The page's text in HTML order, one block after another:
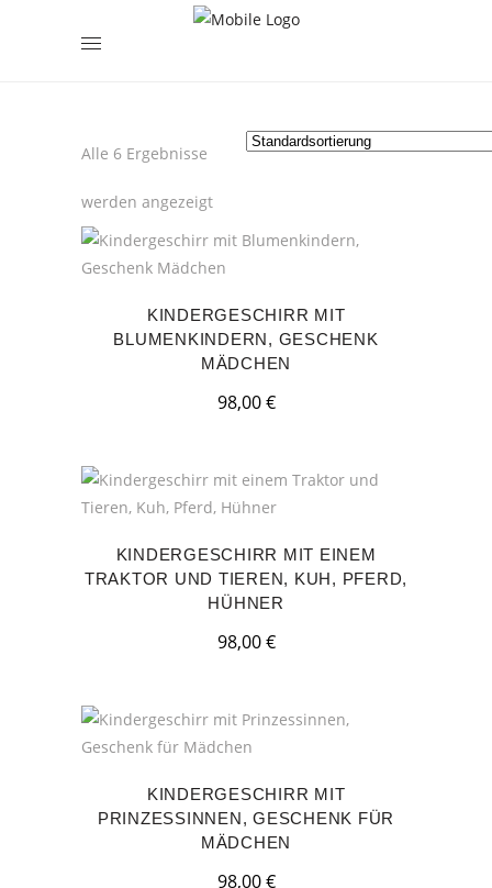
Alle 6 Ergebnisse
werden angezeigt
KINDERGESCHIRR MIT
BLUMENKINDERN, GESCHENK
MÄDCHEN
98,00€
KINDERGESCHIRR MIT EINEM
TRAKTOR UND TIEREN, KUH, PFERD,
HÜHNER
98,00€
KINDERGESCHIRR MIT
PRINZESSINNEN, GESCHENK FÜR
MÄDCHEN
98,00€